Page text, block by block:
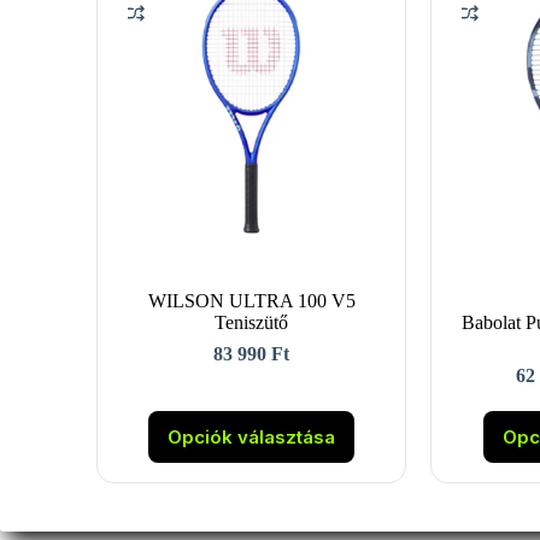
WILSON ULTRA 100 V5
Teniszütő
83 990Ft
Opciók választása
Ennek
a
Babolat